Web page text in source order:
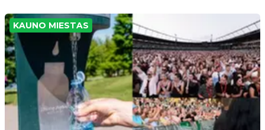
KAUNO MIESTAS